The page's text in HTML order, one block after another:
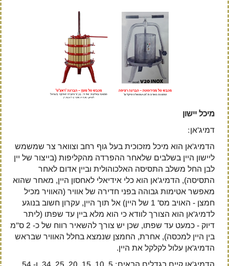
מיכל יישון
דמיג'אן:
הדמיג'אן הוא מיכל מזכוכית בעל גוף רחב וצוואר צר שמשמש
ליישון היין בשלבים שלאחר ההפרדה מהקליפות (בייצור של יין
לבן החל משלב התסיסה האלכוהולית וביין אדום לאחר
התסיסה), הדמיג'אן הוא כלי אידיאלי לאחסון היין, מאחר שהוא
מאפשר אטימות גבוהה בפני חדירה של אוויר (האוויר מכיל
חמצן - האויב מס' 1 של היין) אל תוך היין, עקרון חשוב בנוגע
לדמיג'אן הוא הצורך לוודא כי הוא מלא ביין עד שפתו (ליתר
דיוק - כמעט עד שפתו, שכן יש צורך להשאיר רווח של כ- 2 ס"מ
בין היין למכסה), אחרת, החמצן שנמצא בחלל האוויר שבראש
הדמיג'אן עלול לקלקל את היין.